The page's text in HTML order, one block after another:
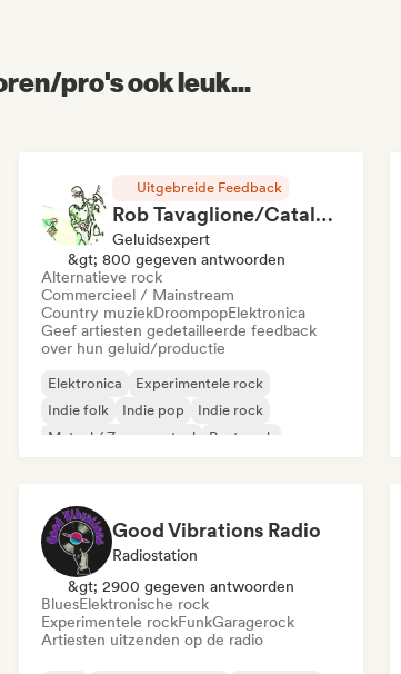
pro's ook leuk...
Uitgebreide Feedback
Rob Tavaglione/Catalyst Recording
Geluidsexpert
&gt; 800 gegeven antwoorden
Alternatieve rock
Commercieel / Mainstream
Country muziekDroompopElektronica
Geef artiesten gedetailleerde feedback
over hun geluid/productie
Elektronica
Experimentele rock
Indie folk
Indie pop
Indie rock
Metaal / Zwaar metaal
Post punk
Good Vibrations Radio
Radiostation
&gt; 2900 gegeven antwoorden
BluesElektronische rock
Experimentele rockFunkGaragerock
Artiesten uitzenden op de radio